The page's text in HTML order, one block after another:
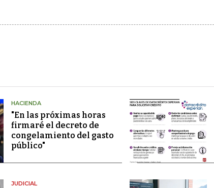
HACIENDA
"En las próximas horas
firmaré el decreto de
congelamiento del gasto
público"
JUDICIAL